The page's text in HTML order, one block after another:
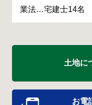
業法…宅建士14名
土地に
お電